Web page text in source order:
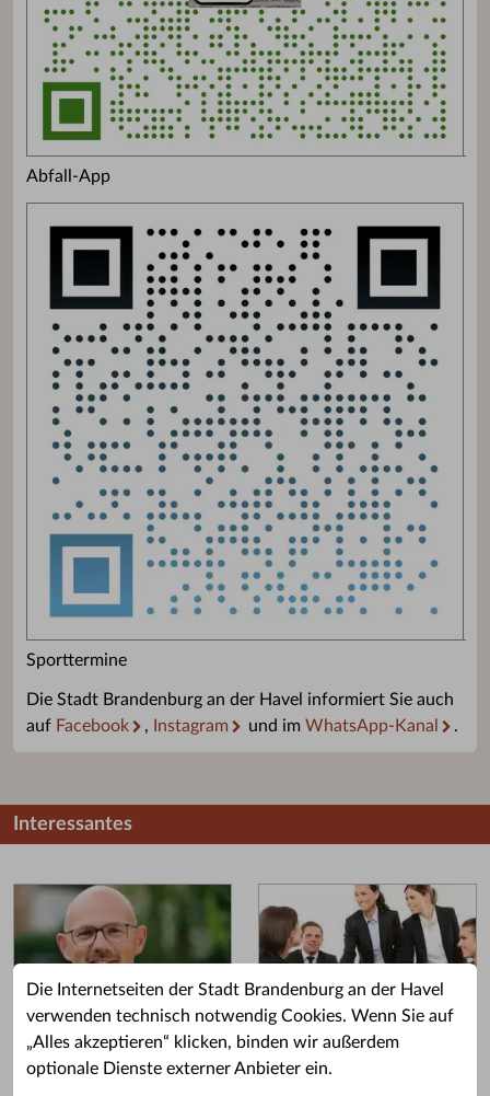
Die Internetseiten der Stadt Brandenburg an der Havel
verwenden technisch notwendig Cookies. Wenn Sie auf
„Alles akzeptieren“ klicken, binden wir außerdem
optionale Dienste externer Anbieter ein.
Abfall-App
Sporttermine
Die Stadt Brandenburg an der Havel informiert Sie auch
auf Facebook , Instagram und im WhatsApp-Kanal .
Interessantes
Grußwort des OB